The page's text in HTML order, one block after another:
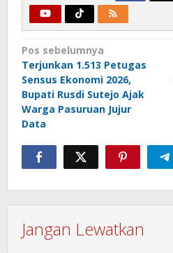
Navigasi
pos
Pos sebelumnya
Terjunkan 1.513 Petugas
Sensus Ekonomi 2026,
Bupati Rusdi Sutejo Ajak
Warga Pasuruan Jujur
Data
Jangan Lewatkan